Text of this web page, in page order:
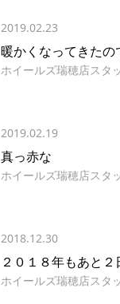
2019.02.23
暖かくなってきたの
ホイールズ瑞穂店スタ
2019.02.19
真っ赤な
ホイールズ瑞穂店スタ
2018.12.30
２０１８年もあと２
ホイールズ瑞穂店スタ